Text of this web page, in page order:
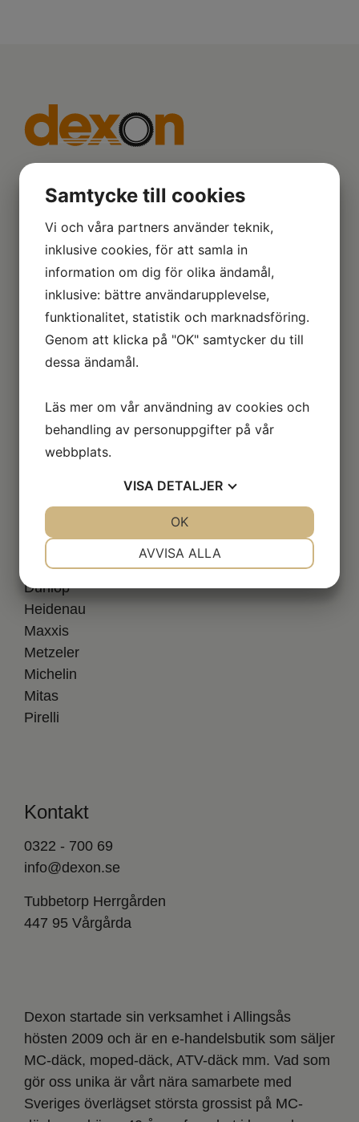
Information
Om oss
Däckguide
Hitta verkstad
Kundservice
Varumärken
Bridgestone
Continental
Dunlop
Heidenau
Maxxis
Metzeler
Michelin
Mitas
Pirelli
Kontakt
0322 - 700 69
info@dexon.se
Tubbetorp Herrgården
447 95 Vårgårda
Dexon startade sin verksamhet i Allingsås
hösten 2009 och är en e-handelsbutik som säljer
MC-däck, moped-däck, ATV-däck mm. Vad som
gör oss unika är vårt nära samarbete med
Sveriges överlägset största grossist på MC-
Samtycke till cookies
Vi och våra partners använder teknik,
inklusive cookies, för att samla in
information om dig för olika ändamål,
inklusive: bättre användarupplevelse,
funktionalitet, statistik och marknadsföring.
Genom att klicka på "OK" samtycker du till
dessa ändamål.
Läs mer om vår användning av cookies och
behandling av personuppgifter på vår
webbplats.
VISA DETALJER
AVVISA ALLA
OK